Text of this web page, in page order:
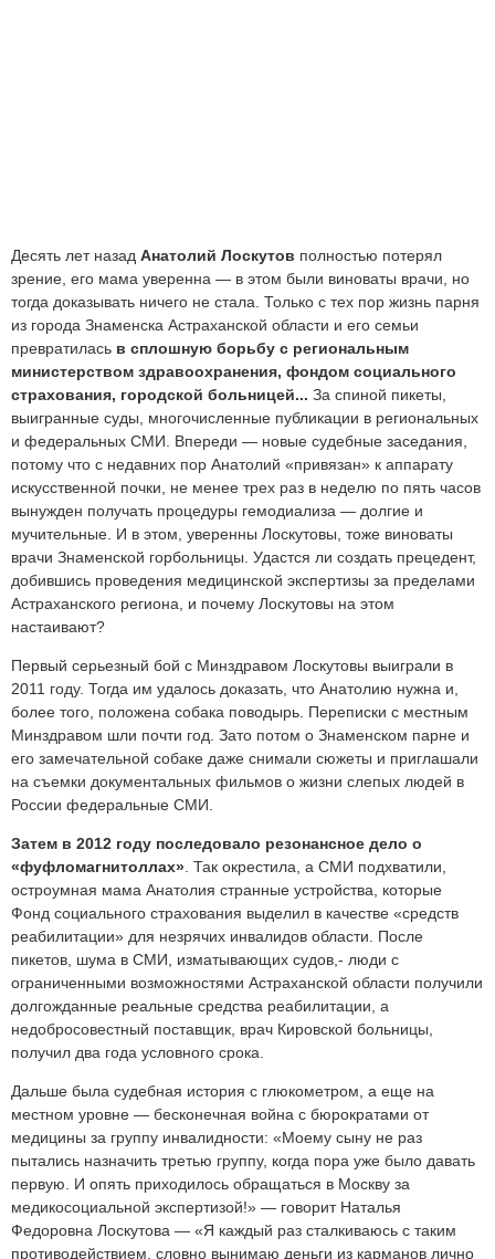
Десять лет назад Анатолий Лоскутов полностью потерял
зрение, его мама уверенна — в этом были виноваты врачи, но
тогда доказывать ничего не стала. Только с тех пор жизнь парня
из города Знаменска Астраханской области и его семьи
превратилась в сплошную борьбу с региональным
министерством здравоохранения, фондом социального
страхования, городской больницей... За спиной пикеты,
выигранные суды, многочисленные публикации в региональных
и федеральных СМИ. Впереди — новые судебные заседания,
потому что с недавних пор Анатолий «привязан» к аппарату
искусственной почки, не менее трех раз в неделю по пять часов
вынужден получать процедуры гемодиализа — долгие и
мучительные. И в этом, уверенны Лоскутовы, тоже виноваты
врачи Знаменской горбольницы. Удастся ли создать прецедент,
добившись проведения медицинской экспертизы за пределами
Астраханского региона, и почему Лоскутовы на этом
настаивают?
Первый серьезный бой с Минздравом Лоскутовы выиграли в
2011 году. Тогда им удалось доказать, что Анатолию нужна и,
более того, положена собака поводырь. Переписки с местным
Минздравом шли почти год. Зато потом о Знаменском парне и
его замечательной собаке даже снимали сюжеты и приглашали
на съемки документальных фильмов о жизни слепых людей в
России федеральные СМИ.
Затем в 2012 году последовало резонансное дело о
«фуфломагнитоллах» . Так окрестила, а СМИ подхватили,
остроумная мама Анатолия странные устройства, которые
Фонд социального страхования выделил в качестве «средств
реабилитации» для незрячих инвалидов области. После
пикетов, шума в СМИ, изматывающих судов,- люди с
ограниченными возможностями Астраханской области получили
долгожданные реальные средства реабилитации, а
недобросовестный поставщик, врач Кировской больницы,
получил два года условного срока.
Дальше была судебная история с глюкометром, а еще на
местном уровне — бесконечная война с бюрократами от
медицины за группу инвалидности: «Моему сыну не раз
пытались назначить третью группу, когда пора уже было давать
первую. И опять приходилось обращаться в Москву за
медикосоциальной экспертизой!» — говорит Наталья
Федоровна Лоскутова — «Я каждый раз сталкиваюсь с таким
противодействием, словно вынимаю деньги из карманов лично